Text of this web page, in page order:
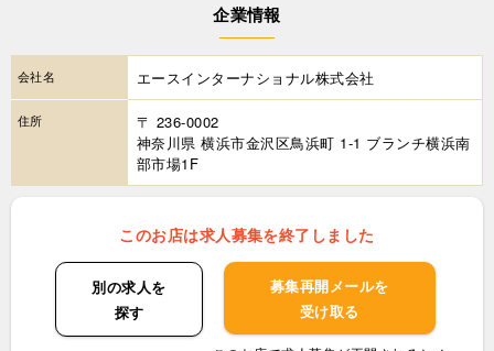
企業情報
会社名 エースインターナショナル株式会社
住所
〒 236-0002
神奈川県 横浜市金沢区鳥浜町 1-1 ブランチ横浜南
部市場1F
このお店は求人募集を終了しました
別の求人を
探す
募集再開メールを
受け取る